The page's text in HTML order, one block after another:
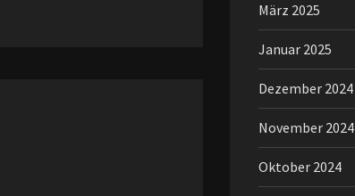
März 2025
Januar 2025
Dezember 2024
November 2024
Oktober 2024